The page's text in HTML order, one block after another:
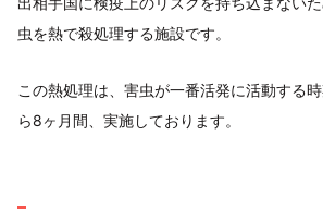
虫を熱で殺処理する施設です。
この熱処理は、害虫が一番活発に活動する
ら8ヶ月間、実施しております。